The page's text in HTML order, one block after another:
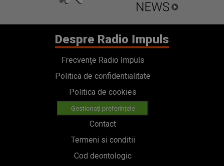
Despre Radio Impuls
Frecvențe Radio Impuls
Politica de confidentialitate
Politica de cookies
Gestionați preferințele
Contact
Termeni si conditii
Cod deontologic